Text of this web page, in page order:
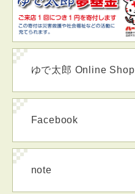
ゆで太郎 Online Shop
Facebook
note